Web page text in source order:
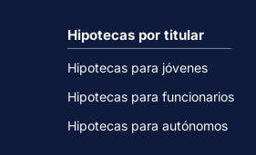
Hipotecas por titular
Hipotecas para jóvenes
Hipotecas para funcionarios
Hipotecas para autónomos